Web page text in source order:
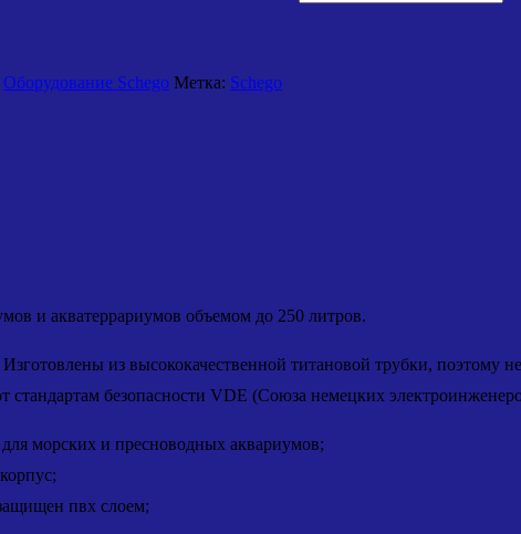
Оборудование Schego Метка: Schego
и акватеррариумов объемом до 250 литров.
из высококачественной титановой трубки, поэтому
стандартам безопасности VDE (Союза немецких
морских и пресноводных аквариумов;
пвх слоем;